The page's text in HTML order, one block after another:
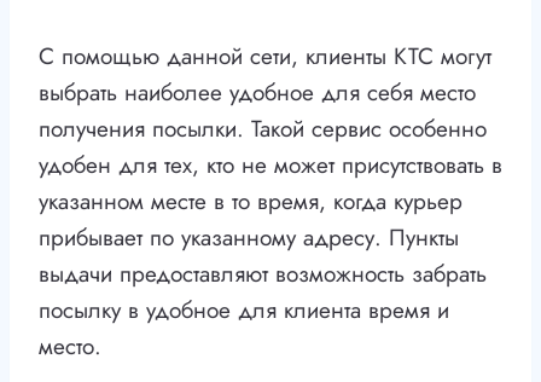
С помощью данной сети, клиенты КТС могут
выбрать наиболее удобное для себя место
получения посылки. Такой сервис особенно
удобен для тех, кто не может присутствовать в
указанном месте в то время, когда курьер
прибывает по указанному адресу. Пункты
выдачи предоставляют возможность забрать
посылку в удобное для клиента время и
место.